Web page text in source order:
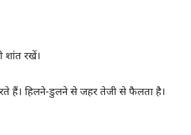
शांत रखें।
हैं। हिलने-डुलने से जहर तेजी से फैलता है।